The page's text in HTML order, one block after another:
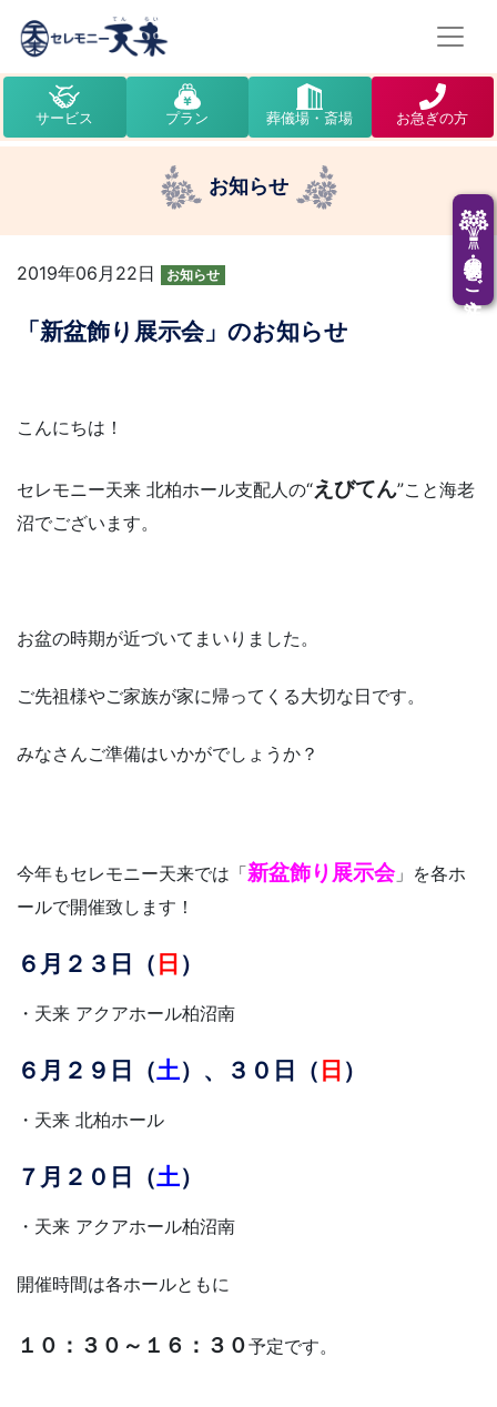
供花・供物のご注文
サービス プラン 葬儀場・斎場 お急ぎの方
お知らせ
2019年06月22日 お知らせ
「新盆飾り展示会」のお知らせ
こんにちは！
セレモニー天来 北柏ホール支配人の“えびてん”こと海老
沼でございます。
お盆の時期が近づいてまいりました。
ご先祖様やご家族が家に帰ってくる大切な日です。
みなさんご準備はいかがでしょうか？
今年もセレモニー天来では「新盆飾り展示会」を各ホ
ールで開催致します！
６月２３日（ 日 ）
・天来 アクアホール柏沼南
６月２９日（土）、３０日（ 日 ）
・天来 北柏ホール
７月２０日（土）
・天来 アクアホール柏沼南
開催時間は各ホールともに
１０：３０～１６：３０予定です。